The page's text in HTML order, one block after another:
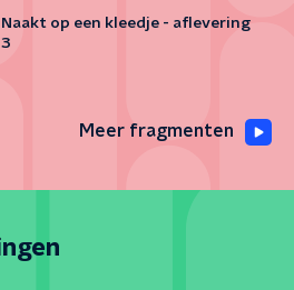
Naakt op een kleedje - aflevering
3
Meer fragmenten